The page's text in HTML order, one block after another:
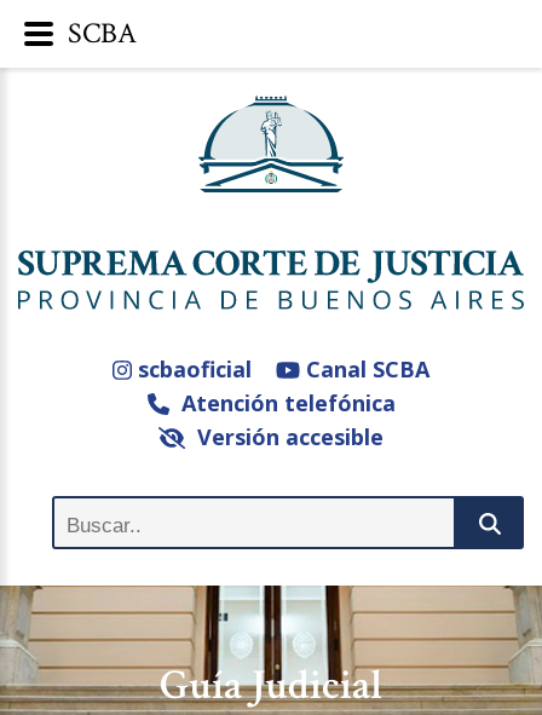
scbaoficial
Canal SCBA
Atención telefónica
Versión accesible
Guía Judicial
SCBA